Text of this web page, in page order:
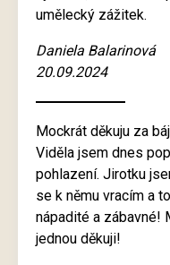
umělecký zážitek.
Daniela Balarinová
20.09.2024
Mockrát děkuju za
Viděla jsem dnes
pohlazení. Jirotku
se k němu vracím a
nápadité a zábavné!
jednou děkuji!